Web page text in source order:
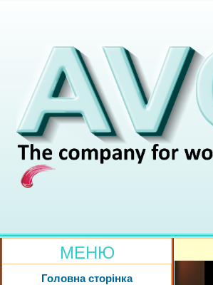
МЕНЮ
Головна сторінка